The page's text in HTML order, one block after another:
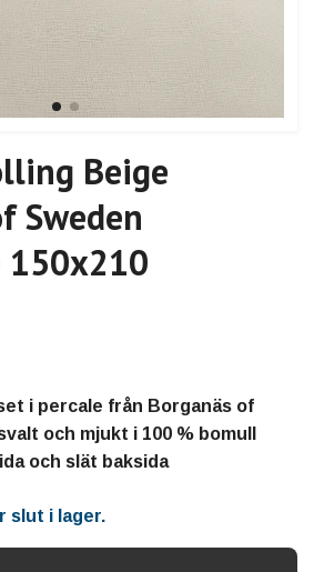
Beige
Sweden
150x210
i percale från Borganäs of
och mjukt i 100 % bomull
och slät baksida
slut i lager.